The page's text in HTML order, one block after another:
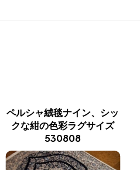
ペルシャ絨毯ナイン、シッ
クな紺の色彩ラグサイズ
530808